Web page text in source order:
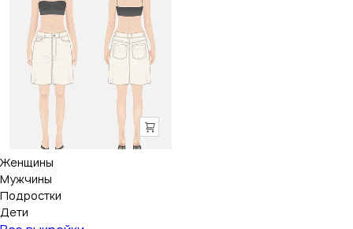
Женщины
Мужчины
Подростки
Дети